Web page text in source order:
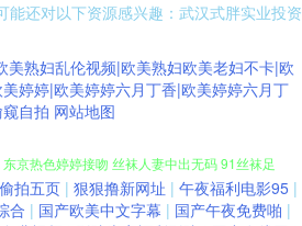
能还对以下资源感兴趣：武汉式胖实业投资
美熟妇乱伦视频|欧美熟妇欧美老妇不卡|欧
婷婷|欧美婷婷六月丁香|欧美婷婷六月丁
自拍 网站地图
视频 欧美色图麻豆传媒 日本论理第一页 欧美a
拍五页 | 狠狠撸新网址 | 午夜福利电影95 |
合 | 国产欧美中文字幕 | 国产午夜免费啪 |